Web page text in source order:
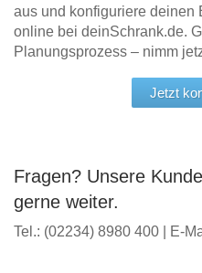
aus und konfiguriere deinen
online bei deinSchrank.de.
Planungsprozess – nimm
Jetzt
Fragen? Unsere
gerne weiter.
Tel.: (02234) 8980 400 | E-